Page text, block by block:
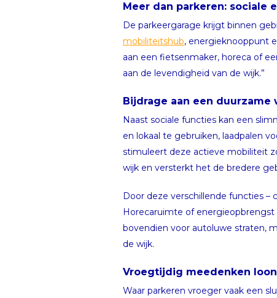
Meer dan parkeren:
De parkeergarage krijgt binnen
mobiliteitshub, energieknooppunt
aan een fietsenmaker, horeca of
aan de levendigheid van de wijk.”
Bijdrage aan een duurzame
Naast sociale functies kan een
en lokaal te gebruiken, laadpalen
stimuleert deze actieve mobiliteit
wijk en versterkt het de bredere
Door deze verschillende functies –
Horecaruimte of energieopbrengst
bovendien voor autoluwe straten,
de wijk.
Vroegtijdig meedenken
Waar parkeren vroeger vaak een